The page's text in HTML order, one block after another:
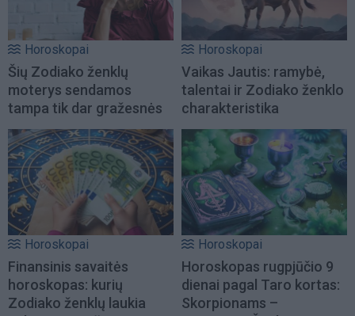
Horoskopai
Šių Zodiako ženklų
moterys sendamos
tampa tik dar gražesnės
Horoskopai
Vaikas Jautis: ramybė,
talentai ir Zodiako ženklo
charakteristika
Horoskopai
Finansinis savaitės
horoskopas: kurių
Zodiako ženklų laukia
Horoskopai
Horoskopas rugpjūčio 9
dienai pagal Taro kortas:
Skorpionams –